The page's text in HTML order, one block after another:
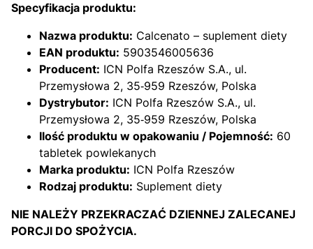
Specyfikacja produktu:
Nazwa produktu: Calcenato – suplement diety
EAN produktu: 5903546005636
Producent: ICN Polfa Rzeszów S.A., ul.
Przemysłowa 2, 35‑959 Rzeszów, Polska
Dystrybutor: ICN Polfa Rzeszów S.A., ul.
Przemysłowa 2, 35‑959 Rzeszów, Polska
Ilość produktu w opakowaniu / Pojemność: 60
tabletek powlekanych
Marka produktu: ICN Polfa Rzeszów
Rodzaj produktu: Suplement diety
NIE NALEŻY PRZEKRACZAĆ DZIENNEJ ZALECANEJ
PORCJI DO SPOŻYCIA.